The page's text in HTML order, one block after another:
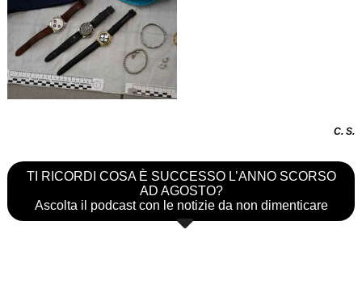
C. S.
TI RICORDI COSA È SUCCESSO L’ANNO SCORSO
AD AGOSTO?
Ascolta il podcast con le notizie da non dimenticare